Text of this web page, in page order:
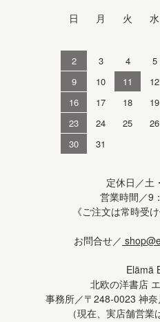
日
月 火 水
2
3 4 5
9
10 11 12
16
17 18 19
23
24 25 26
30
31
定休日／土
営業時間／9
《ご注文は常時受
お問合せ／
Elämä
北欧の洋書店
事務所／〒248-0023 神
（現在、実店舗営業